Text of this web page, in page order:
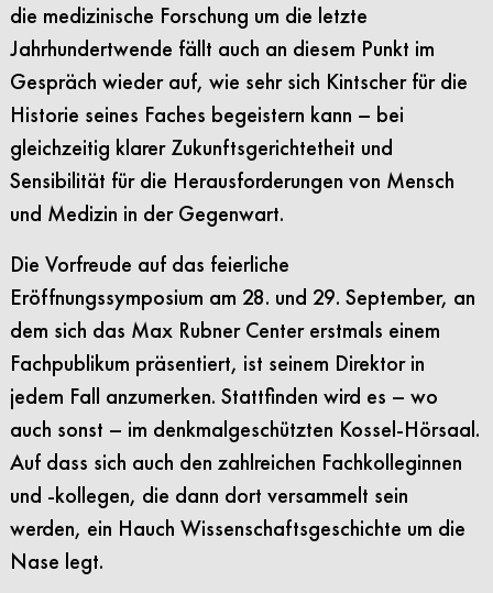
die medizinische Forschung um die letzte
Jahrhundertwende fällt auch an diesem Punkt im
Gespräch wieder auf, wie sehr sich Kintscher für die
Historie seines Faches begeistern kann – bei
gleichzeitig klarer Zukunftsgerichtetheit und
Sensibilität für die Herausforderungen von Mensch
und Medizin in der Gegenwart.
Die Vorfreude auf das feierliche
Eröffnungssymposium am 28. und 29. September, an
dem sich das Max Rubner Center erstmals einem
Fachpublikum präsentiert, ist seinem Direktor in
jedem Fall anzumerken. Stattfinden wird es – wo
auch sonst – im denkmalgeschützten Kossel-Hörsaal.
Auf dass sich auch den zahlreichen Fachkolleginnen
und -kollegen, die dann dort versammelt sein
werden, ein Hauch Wissenschaftsgeschichte um die
Nase legt.